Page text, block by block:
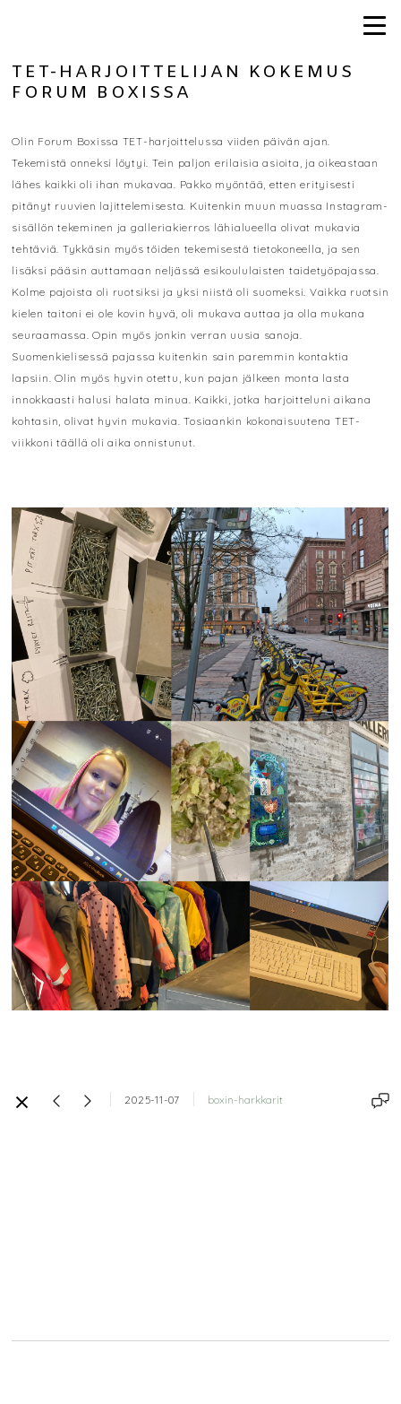
TET-HARJOITTELIJAN KOKEMUS
FORUM BOXISSA
Olin Forum Boxissa TET-harjoittelussa viiden päivän ajan.
Tekemistä onneksi löytyi. Tein paljon erilaisia asioita, ja oikeastaan
lähes kaikki oli ihan mukavaa. Pakko myöntää, etten erityisesti
pitänyt ruuvien lajittelemisesta. Kuitenkin muun muassa Instagram-
sisällön tekeminen ja galleriakierros lähialueella olivat mukavia
tehtäviä. Tykkäsin myös töiden tekemisestä tietokoneella, ja sen
lisäksi pääsin auttamaan neljässä esikoululaisten taidetyöpajassa.
Kolme pajoista oli ruotsiksi ja yksi niistä oli suomeksi. Vaikka ruotsin
kielen taitoni ei ole kovin hyvä, oli mukava auttaa ja olla mukana
seuraamassa. Opin myös jonkin verran uusia sanoja.
Suomenkielisessä pajassa kuitenkin sain paremmin kontaktia
lapsiin. Olin myös hyvin otettu, kun pajan jälkeen monta lasta
innokkaasti halusi halata minua. Kaikki, jotka harjoitteluni aikana
kohtasin, olivat hyvin mukavia. Tosiaankin kokonaisuutena TET-
viikkoni täällä oli aika onnistunut.
2025-11-07 boxin-harkkarit